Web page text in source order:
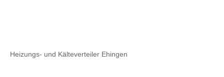
Heizungs- und Kälteverteiler Ehingen